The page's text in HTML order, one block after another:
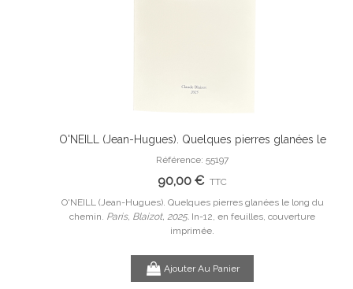
Ajouter Au Panier
O'NEILL (Jean-Hugues). Quelques pierres glanées le
long du chemin.
Référence: 55197
90,00 € TTC
O'NEILL (Jean-Hugues). Quelques pierres glanées le long du
chemin. Paris, Blaizot, 2025. In-12, en feuilles, couverture
imprimée.
Ajouter Au Panier